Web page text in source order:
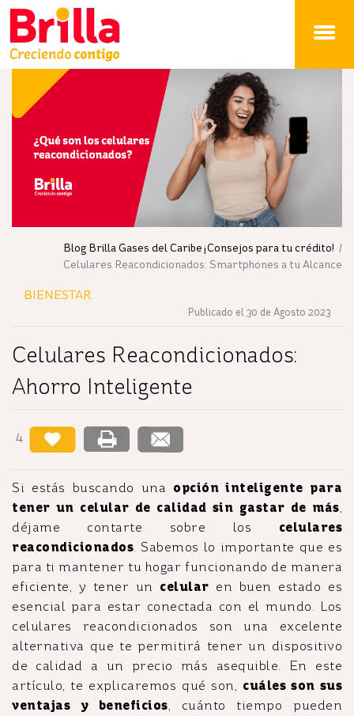
Blog Brilla Gases del Caribe ¡Consejos para tu crédito! /
Celulares Reacondicionados: Smartphones a tu Alcance
BIENESTAR
Publicado el 30 de Agosto 2023
Celulares Reacondicionados:
Ahorro Inteligente
4
Si estás buscando una opción inteligente para
tener un celular de calidad sin gastar de más,
déjame contarte sobre los celulares
reacondicionados. Sabemos lo importante que es
para ti mantener tu hogar funcionando de manera
eficiente, y tener un celular en buen estado es
esencial para estar conectada con el mundo. Los
celulares reacondicionados son una excelente
alternativa que te permitirá tener un dispositivo
de calidad a un precio más asequible. En este
artículo, te explicaremos qué son, cuáles son sus
ventajas y beneficios, cuánto tiempo pueden